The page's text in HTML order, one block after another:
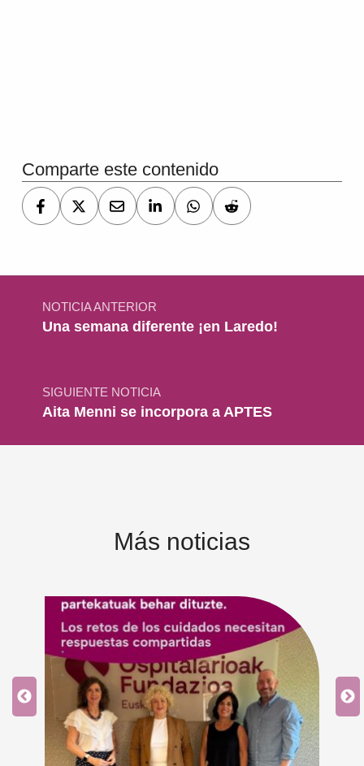
Comparte este contenido
Navegación de entradas
NOTICIA ANTERIOR
Una semana diferente ¡en Laredo!
SIGUIENTE NOTICIA
Aita Menni se incorpora a APTES
Más noticias